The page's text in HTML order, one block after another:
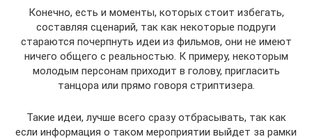
Конечно, есть и моменты, которых стоит избегать,
составляя сценарий, так как некоторые подруги
стараются почерпнуть идеи из фильмов, они не имеют
ничего общего с реальностью. К примеру, некоторым
молодым персонам приходит в голову, пригласить
танцора или прямо говоря стриптизера.
Такие идеи, лучше всего сразу отбрасывать, так как
если информация о таком мероприятии выйдет за рамки